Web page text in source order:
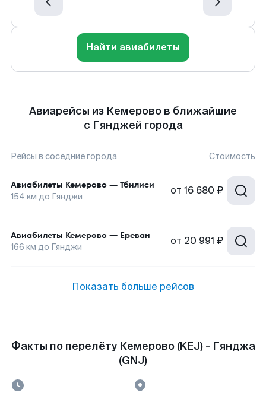
Найти авиабилеты
Авиарейсы из Кемерово в ближайшие
с Гянджей города
Рейсы в соседние города Стоимость
Авиабилеты Кемерово — Тбилиси
154 км до Гянджи от 16 680 ₽
Авиабилеты Кемерово — Ереван
166 км до Гянджи от 20 991 ₽
Показать больше рейсов
Факты по перелёту Кемерово (KEJ) - Гянджа
(GNJ)